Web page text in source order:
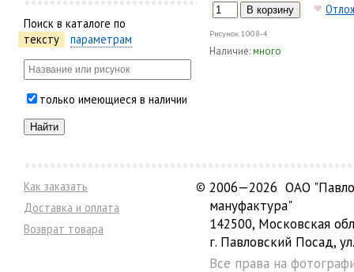
Поиск в каталоге по
тексту
параметрам
только имеющиеся в наличии
Рисунок 1008-4
Наличие:много
Как заказать
Доставка и оплата
Возврат товара
© 2006—2026 ОАО
мануфактура"
142500, Московская
г. Павловский Посад,
Все права на